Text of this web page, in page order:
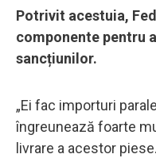
Potrivit acestuia,
componente pentru
sancțiunilor.
„Ei fac importuri
îngreunează foarte
livrare a acestor